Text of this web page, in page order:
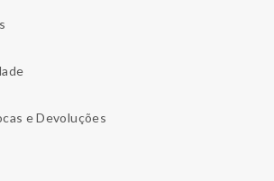
e Devoluções